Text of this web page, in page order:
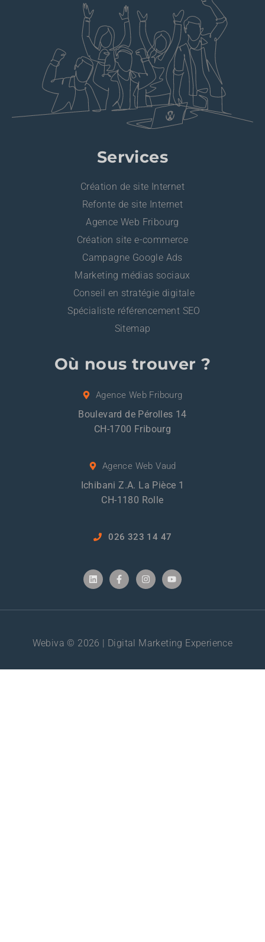
Services
Création de site Internet
Refonte de site Internet
Agence Web Fribourg
Création site e-commerce
Campagne Google Ads
Marketing médias sociaux
Conseil en stratégie digitale
Spécialiste référencement SEO
Sitemap
Où nous trouver ?
Agence Web Fribourg
Boulevard de Pérolles 14
CH-1700 Fribourg
Agence Web Vaud
Ichibani Z.A. La Pièce 1
CH-1180 Rolle
026 323 14 47
Webiva © 2026 | Digital Marketing Experience